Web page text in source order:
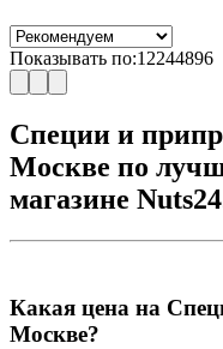
Показывать по:12244896
Специи и
Москве по
магазине
Какая цена на
Москве?